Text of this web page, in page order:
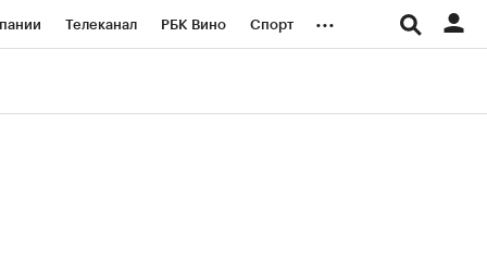
Телеканал РБК Вино Спорт ...